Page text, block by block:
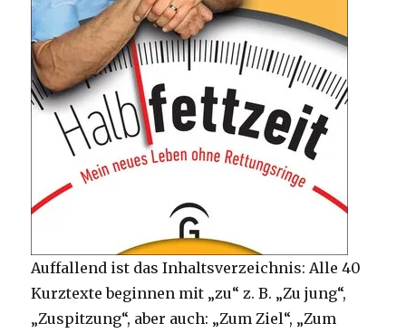
Auffallend ist das Inhaltsverzeichnis: Alle 40
Kurztexte beginnen mit „zu“ z. B. „Zu jung“,
„Zuspitzung“, aber auch: „Zum Ziel“, „Zum